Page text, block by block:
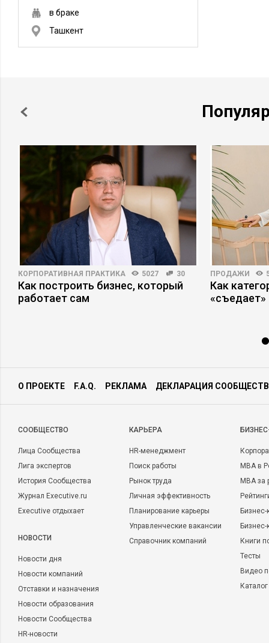
в браке
Ташкент
КОРПОРАТИВНАЯ ПРАКТИКА 5027 30
Как построить бизнес, который
работает сам
ПРОДАЖИ
Как
О ПРОЕКТЕ F.A.Q. РЕКЛАМА ДЕКЛАРАЦИЯ
CООБЩЕСТВО
Лица Сообщества
Лига экспертов
История Сообщества
Журнал Executive.ru
Executive отдыхает
НОВОСТИ
Новости дня
Новости компаний
Отставки и назначения
Новости образования
Новости Сообщества
HR-новости
КАРЬЕРА
HR-менеджмент
Поиск работы
Рынок труда
Личная эффективность
Планирование карьеры
Управленческие вакансии
Справочник компаний
MBA в
MBA
Бизнес-
Книги
Тесты
Видео